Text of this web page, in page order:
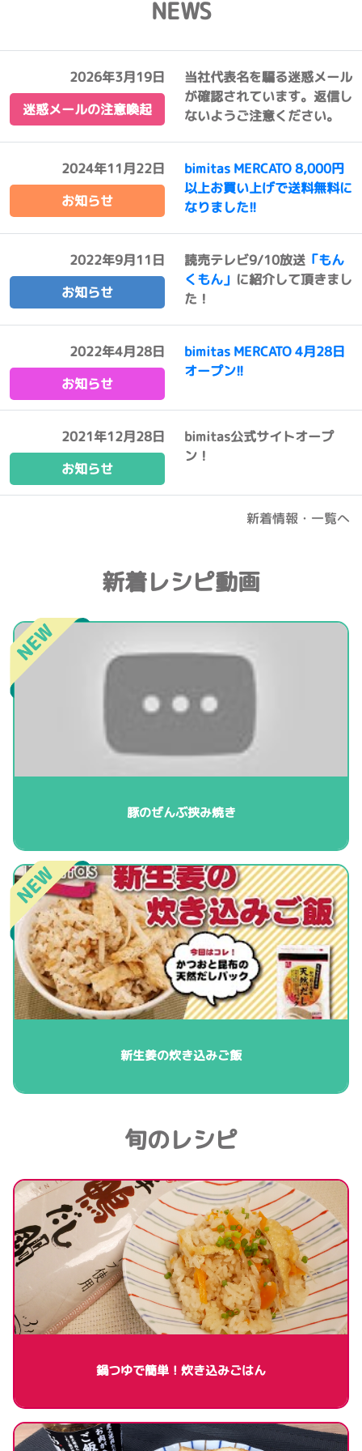
NEWS
2026年3月19日
迷惑メールの注意喚起
当社代表名を騙る迷惑メール
が確認されています。返信し
ないようご注意ください。
2024年11月22日
お知らせ
bimitas MERCATO 8,000円
以上お買い上げで送料無料に
なりました!!
2022年9月11日
お知らせ
読売テレビ9/10放送 「もん
くもん」 に紹介して頂きまし
た！
2022年4月28日
お知らせ
bimitas MERCATO 4月28日
オープン!!
2021年12月28日
お知らせ
bimitas公式サイトオープ
ン！
新着情報・一覧へ
新着レシピ動画
豚のぜんぶ挟み焼き
新生姜の炊き込みご飯
旬のレシピ
鍋つゆで簡単！炊き込みごはん